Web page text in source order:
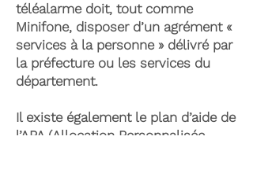
téléalarme doit, tout comme
Minifone, disposer d’un agrément «
services à la personne » délivré par
la préfecture ou les services du
département.
Il existe également le plan d’aide de
l’APA (Allocation Personnalisée